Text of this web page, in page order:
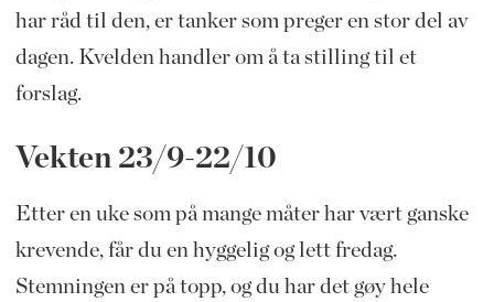
har råd til den, er tanker som preger en stor del av
dagen. Kvelden handler om å ta stilling til et
forslag.
Vekten 23/9-22/10
Etter en uke som på mange måter har vært ganske
krevende, får du en hyggelig og lett fredag.
Stemningen er på topp, og du har det gøy hele